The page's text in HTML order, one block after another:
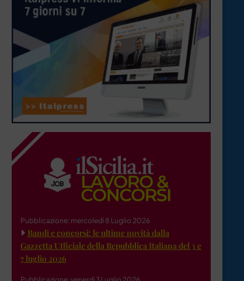
Pubblicazione: mercoledì 8 Luglio 2026
Bandi e concorsi: le ultime novità dalla
Gazzetta Ufficiale della Repubblica Italiana del 3 e
7 luglio 2026